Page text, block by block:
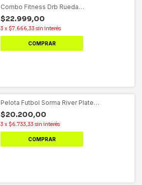
Combo Fitness Drb Rueda
abdominal+Banda Elastica 8
$22.999,00
3 x $7.666,33 sin interés
COMPRAR
Pelota Futbol Sorma River Plate
Monumental N°5
$20.200,00
3 x $6.733,33 sin interés
COMPRAR